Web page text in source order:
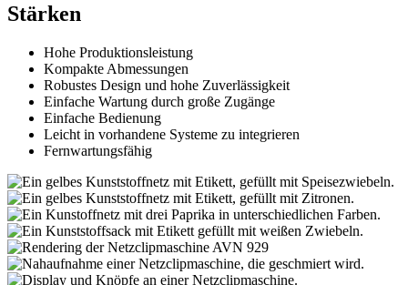
Stärken
Hohe Produktionsleistung
Kompakte Abmessungen
Robustes Design und hohe Zuverlässigkeit
Einfache Wartung durch große Zugänge
Einfache Bedienung
Leicht in vorhandene Systeme zu integrieren
Fernwartungsfähig